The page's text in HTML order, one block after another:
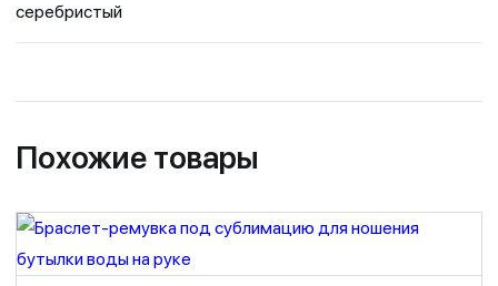
серебристый
Похожие товары